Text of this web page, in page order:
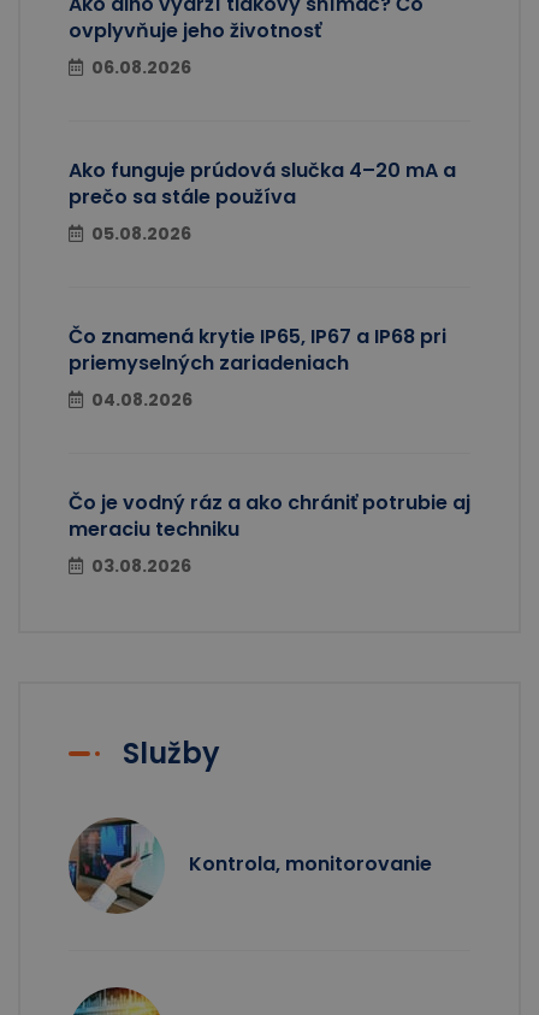
ovplyvňuje jeho životnosť
06.08.2026
Ako funguje prúdová slučka 4–20 mA a
prečo sa stále používa
05.08.2026
Čo znamená krytie IP65, IP67 a IP68 pri
priemyselných zariadeniach
04.08.2026
Čo je vodný ráz a ako chrániť potrubie aj
meraciu techniku
03.08.2026
Služby
Kontrola, monitorovanie